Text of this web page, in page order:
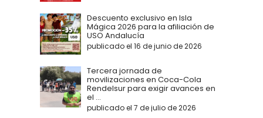
Descuento exclusivo en Isla
Mágica 2026 para la afiliación de
USO Andalucía
publicado el 16 de junio de 2026
Tercera jornada de
movilizaciones en Coca-Cola
Rendelsur para exigir avances en
el ...
publicado el 7 de julio de 2026